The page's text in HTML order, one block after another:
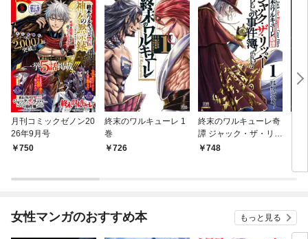
月刊コミックゼノン20
26年9月号
750
終末のワルキューレ 1
巻
726
終末のワルキューレ奇
譚 ジャック・ザ・リッ
パーの事件簿 1巻【特
748
女性マンガのおすすめ本 もっと見る